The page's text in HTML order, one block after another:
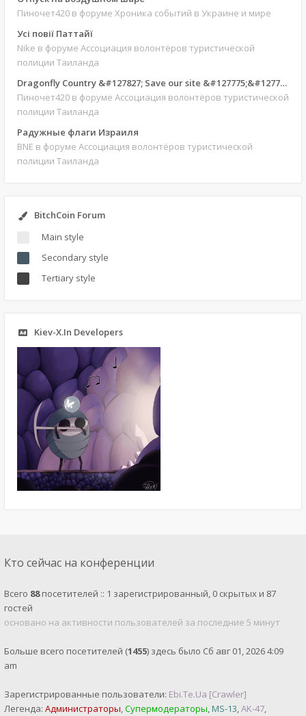
Пиночет420 в форуме Хроника событий в Украине и мире
Усі повії Паттайї
Nike в форуме Ассоциация волонтёров туристической
полиции Таиланда
Dragonfly Country &#127827; Save our site &#127775;&#127769;
Пиночет420 в форуме Ассоциация волонтёров туристической
полиции Таиланда
Радужные флаги Израиля
BNE в форуме Ассоциация волонтёров туристической
полиции Таиланда
BitchCoin Forum
Main style
Secondary style
Tertiary style
Kiev-X.In Developers
Кто сейчас на конференции
Всего 88посетителей :: 1 зарегистрированный, 0 скрытых и 87
гостей
основано на активности пользователей за последние 5 минут
Больше всего посетителей (1455) здесь было Сб авг 01, 2026 4:09
am
Зарегистрированные пользователи: Ebi.Te.Ua [Crawler]
Легенда: Администраторы,Супермодераторы,MS-13,AK-47,